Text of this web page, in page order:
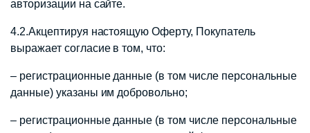
авторизации на сайте.
4.2.Акцептируя настоящую Оферту, Покупатель
выражает согласие в том, что:
– регистрационные данные (в том числе персональные
данные) указаны им добровольно;
– регистрационные данные (в том числе персональные